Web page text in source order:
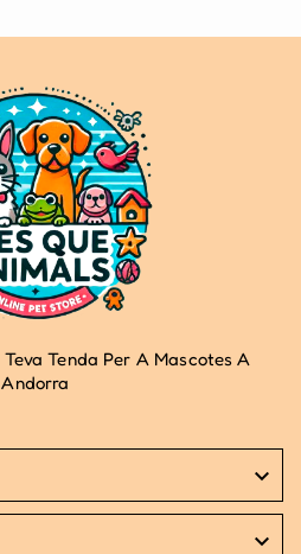
Tenda Per A Mascotes A
Andorra

